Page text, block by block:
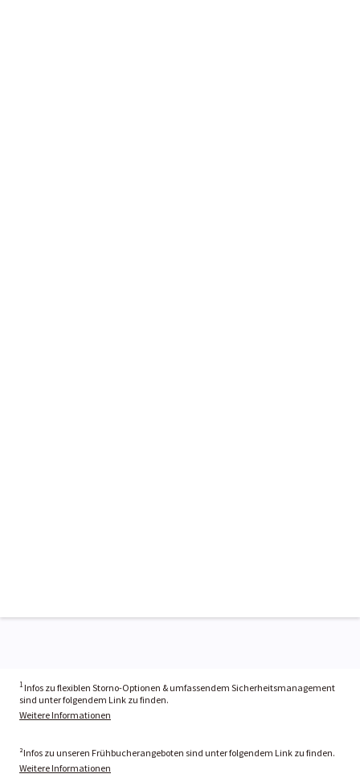
1 Infos zu flexiblen Storno-Optionen & umfassendem Sicherheitsmanagement
sind unter folgendem Link zu finden.
Weitere Informationen
²Infos zu unseren Frühbucherangeboten sind unter folgendem Link zu finden.
Weitere Informationen